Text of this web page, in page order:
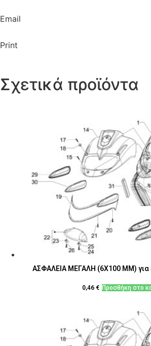
Email
Print
Σχετικά προϊόντα
ΑΣΦΑΛΕΙΑ ΜΕΓΑΛΗ (6Χ100 MM)
0,46 € Προσθήκη στο